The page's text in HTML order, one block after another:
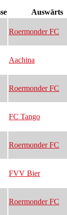
Auswärts
Roermonder FC
Aachina
Roermonder FC
FC Tango
Roermonder FC
FVV Bier
Roermonder FC